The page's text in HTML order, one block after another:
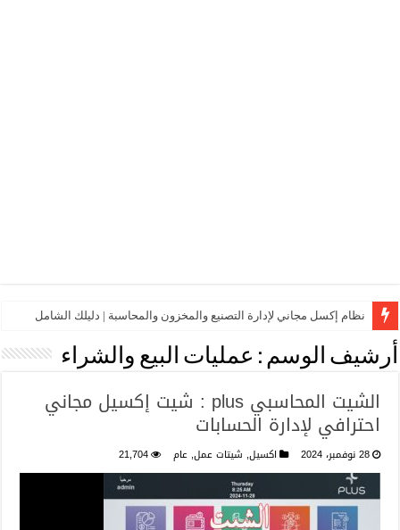
نظام إكسل مجاني لإدارة التصنيع والمخزون والمحاسبة | دليلك الشامل
أرشيف الوسم : عمليات البيع والشراء
الشيت المحاسبي plus : شيت إكسيل مجاني
احترافي لإدارة الحسابات
28 نوفمبر، 2024 اكسيل, شيتات عمل, عام 21,704